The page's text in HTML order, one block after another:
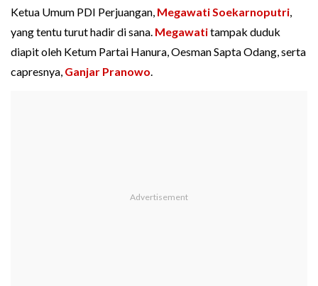
Ketua Umum PDI Perjuangan, Megawati Soekarnoputri,
yang tentu turut hadir di sana. Megawatitampak duduk
diapit oleh Ketum Partai Hanura, Oesman Sapta Odang, serta
capresnya, Ganjar Pranowo.